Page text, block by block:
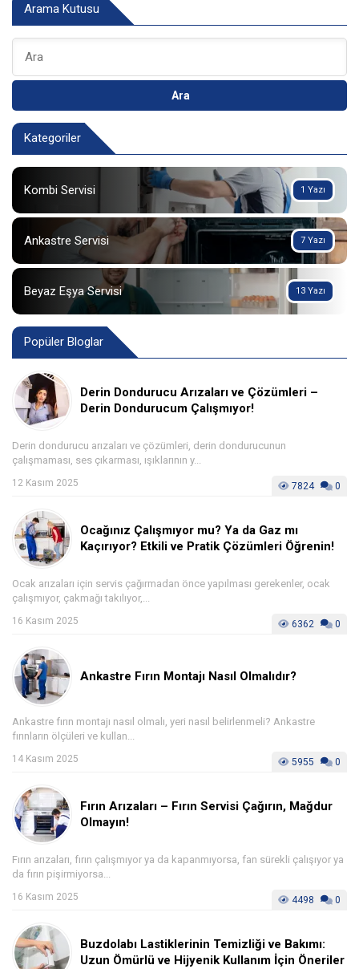
Arama Kutusu
Ara
Kategoriler
1 Yazı
Kombi Servisi
7 Yazı
Ankastre Servisi
13 Yazı
Beyaz Eşya Servisi
Popüler Bloglar
Derin Dondurucu Arızaları ve Çözümleri –
Derin Dondurucum Çalışmıyor!
Derin dondurucu arızaları ve çözümleri, derin dondurucunun
çalışmaması, ses çıkarması, ışıklarının y...
12 Kasım 2025 7824 0
Ocağınız Çalışmıyor mu? Ya da Gaz mı
Kaçırıyor? Etkili ve Pratik Çözümleri Öğrenin!
Ocak arızaları için servis çağırmadan önce yapılması gerekenler, ocak
çalışmıyor, çakmağı takılıyor,...
16 Kasım 2025 6362 0
Ankastre Fırın Montajı Nasıl Olmalıdır?
Ankastre fırın montajı nasıl olmalı, yeri nasıl belirlenmeli? Ankastre
fırınların ölçüleri ve kullan...
14 Kasım 2025 5955 0
Fırın Arızaları – Fırın Servisi Çağırın, Mağdur
Olmayın!
Fırın arızaları, fırın çalışmıyor ya da kapanmıyorsa, fan sürekli çalışıyor ya
da fırın pişirmiyorsa...
16 Kasım 2025 4498 0
Buzdolabı Lastiklerinin Temizliği ve Bakımı:
Uzun Ömürlü ve Hijyenik Kullanım İçin Öneriler